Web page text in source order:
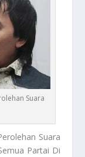
Suara
Suara
Partai Di